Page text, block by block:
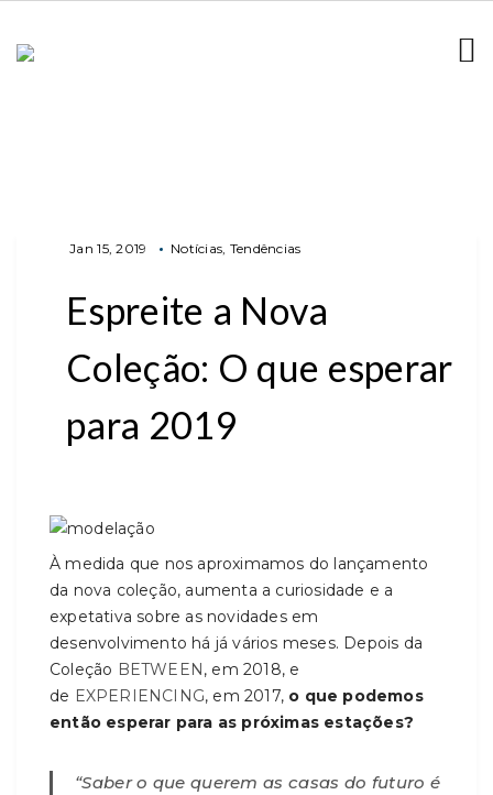
Jan 15, 2019 Notícias Tendências
Espreite a Nova
Coleção: O que esperar
para 2019
À medida que nos aproximamos do lançamento
da nova coleção, aumenta a curiosidade e a
expetativa sobre as novidades em
desenvolvimento há já vários meses. Depois da
Coleção BETWEEN, em 2018, e
de EXPERIENCING, em 2017, o que podemos
então esperar para as próximas estações?
“Saber o que querem as casas do futuro é